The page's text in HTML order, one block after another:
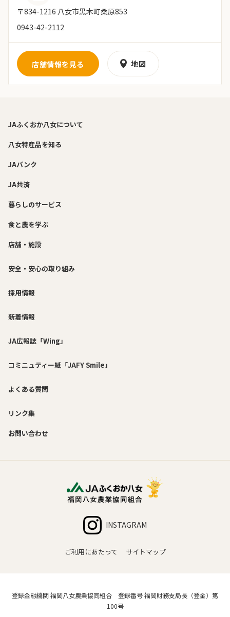
〒834-1216 八女市黒木町桑原853
0943-42-2112
店舗情報を見る 地図
JAふくおか八女について
八女特産品を知る
JAバンク
JA共済
暮らしのサービス
食と農を学ぶ
店舗・施設
安全・安心の取り組み
採用情報
新着情報
JA広報誌「Wing」
コミニュティー紙「JAFY Smile」
よくある質問
リンク集
お問い合わせ
INSTAGRAM
ご利用にあたって サイトマップ
登録金融機関 福岡八女農業協同組合 登録番号 福岡財務支局長（登金）第
100号